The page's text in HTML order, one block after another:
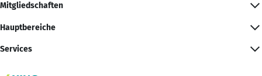
Mitgliedschaften
Hauptbereiche
Services